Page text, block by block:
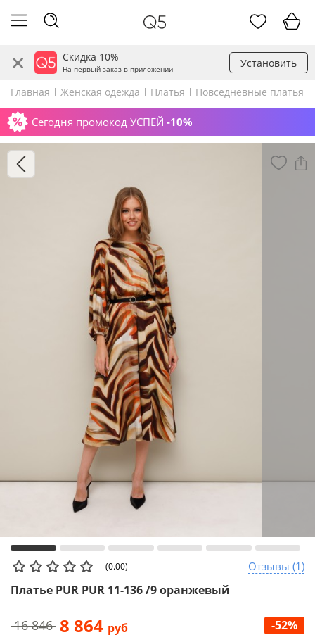
Скидка 10%
На первый заказ в приложении Установить
Главная Женская одежда Платья Повседневные платья
Сегодня промокод УСПЕЙ -10%
(0.00) Отзывы (1)
Платье PUR PUR 11-136 /9 оранжевый
16 846 8 864 руб -52%